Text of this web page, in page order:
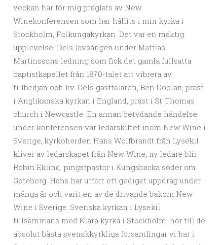
veckan har för mig präglats av New
Winekonferensen som har hållits i min kyrka i
Stockholm, Folkungakyrkan. Det var en mäktig
upplevelse. Dels lovsången under Mattias
Martinssons ledning som fick det gamla fullsatta
baptistkapellet från 1870-talet att vibrera av
tillbedjan och liv. Dels gästtalaren, Ben Doolan, präst
i Anglikanska kyrkan i England, präst i St Thomas
church i Newcastle. En annan betydande händelse
under konferensen var ledarskiftet inom New Wine i
Sverige, kyrkoherden Hans Wolfbrandt från Lysekil
kliver av ledarskapet från New Wine, ny ledare blir
Robin Eklind, pingstpastor i Kungsbacka söder om
Göteborg. Hans har utfört ett gediget uppdrag under
många år och varit en av de drivande bakom New
Wine i Sverige. Svenska kyrkan i Lysekil
tillsammans med Klara kyrka i Stockholm, hör till de
absolut bästa svenskkyrkliga församlingar vi har i